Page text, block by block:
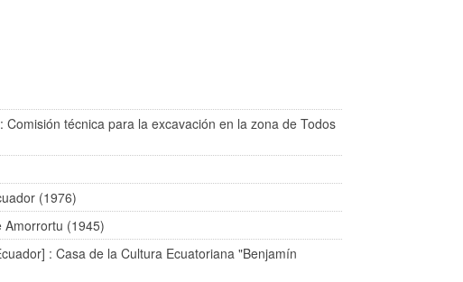
Comisión técnica para la excavación en la zona de Todos
(1976)
Amorrortu (1945)
: Casa de la Cultura Ecuatoriana "Benjamín